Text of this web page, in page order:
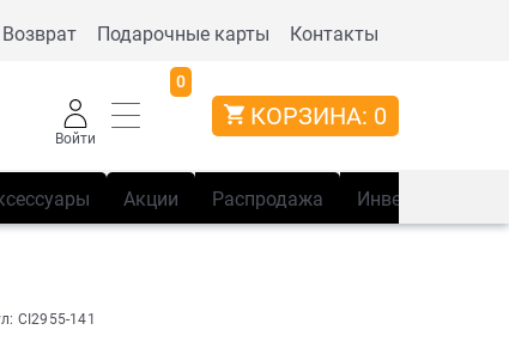
Возврат Подарочные карты Контакты
Войти
0
КОРЗИНА: 0
Акции Распродажа Инвентарь
CI2955-141